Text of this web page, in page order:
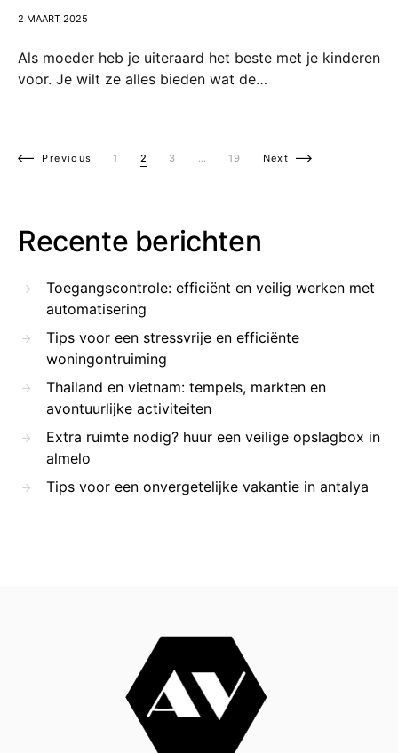
2 MAART 2025
Als moeder heb je uiteraard het beste met je kinderen
voor. Je wilt ze alles bieden wat de…
Berichten paginering
Previous 1 2 3 … 19 Next
Recente berichten
Toegangscontrole: efficiënt en veilig werken met
automatisering
Tips voor een stressvrije en efficiënte
woningontruiming
Thailand en vietnam: tempels, markten en
avontuurlijke activiteiten
Extra ruimte nodig? huur een veilige opslagbox in
almelo
Tips voor een onvergetelijke vakantie in antalya